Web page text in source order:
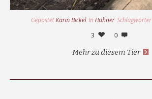
GepostetKarin Bickel In Hühner Schlagwörter
3
0
Mehr zu diesem Tier